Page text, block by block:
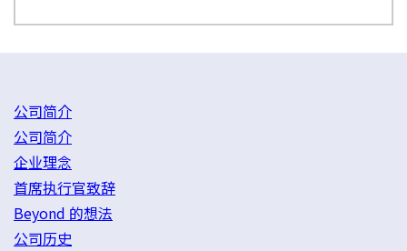
公司简介
公司简介
企业理念
首席执行官致辞
Beyond 的想法
公司历史